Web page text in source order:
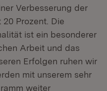
Verbesserung der
Prozent. Die
ist ein besonderer
Arbeit und das
Erfolgen ruhen wir
mit unserem sehr
weiter